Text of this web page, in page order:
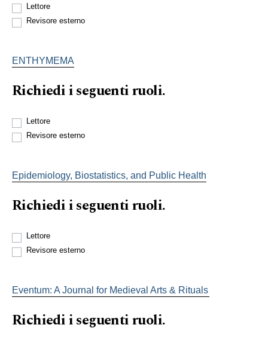
Lettore
Revisore esterno
ENTHYMEMA
Richiedi i seguenti ruoli.
Lettore
Revisore esterno
Epidemiology, Biostatistics, and Public Health
Richiedi i seguenti ruoli.
Lettore
Revisore esterno
Eventum: A Journal for Medieval Arts & Rituals
Richiedi i seguenti ruoli.